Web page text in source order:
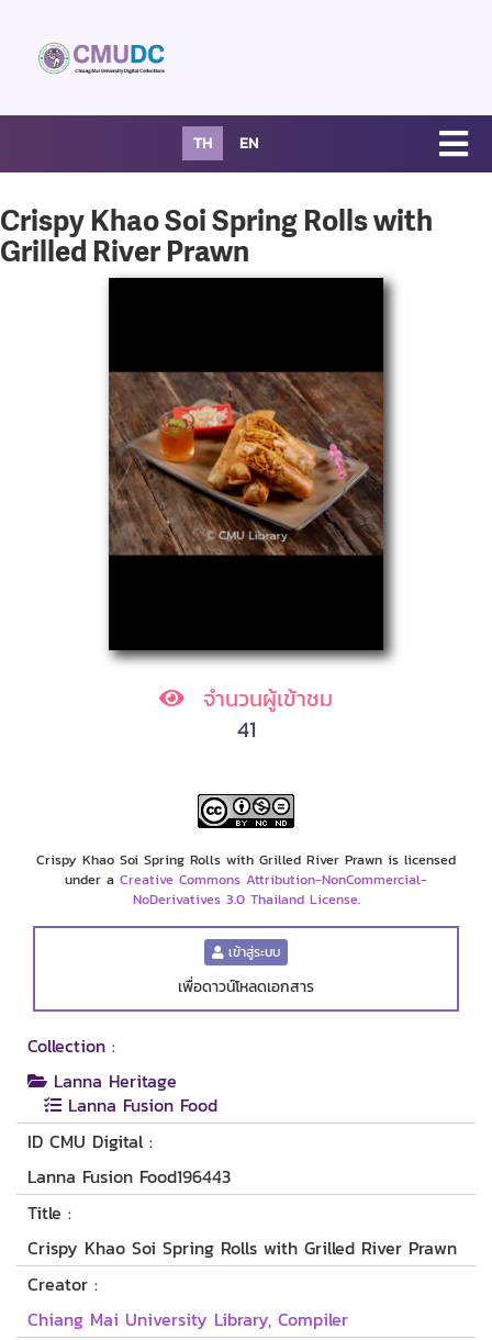
TH EN
Crispy Khao Soi Spring Rolls with
Grilled River Prawn
จำนวนผู้เข้าชม
41
Crispy Khao Soi Spring Rolls with Grilled River Prawn is licensed
under a Creative Commons Attribution-NonCommercial-
NoDerivatives 3.0 Thailand License.
เข้าสู่ระบบ
เพื่อดาวน์โหลดเอกสาร
Collection :
Lanna Heritage
Lanna Fusion Food
ID CMU Digital :
Lanna Fusion Food196443
Title :
Crispy Khao Soi Spring Rolls with Grilled River Prawn
Creator :
Chiang Mai University Library, Compiler